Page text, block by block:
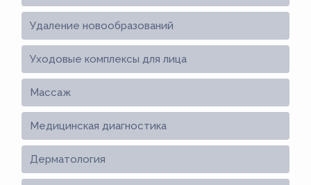
Удаление новообразований
Уходовые комплексы для лица
Массаж
Медицинская диагностика
Дерматология